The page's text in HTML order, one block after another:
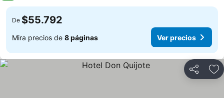
De $55.792
Mira precios de 8 páginas Ver precios
Compartir